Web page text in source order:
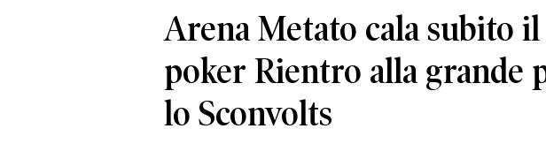
Arena Metato cala subito il
poker Rientro alla grande
lo Sconvolts